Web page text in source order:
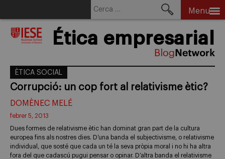
Menu
Ética empresarial
ÈTICA SOCIAL
Corrupció: un cop fort al relativisme ètic?
DOMÈNEC MELÉ
febrer 5, 2013
Dues formes de relativisme ètic han dominat gran part de la cultura
europea fins als nostres dies. D’una banda el subjectivisme, o relativisme
individual, que sosté que cada un té la seva pròpia moral i no hi ha altra
fora del que cadascú pugui pensar o opinar. D’altra banda el relativisme